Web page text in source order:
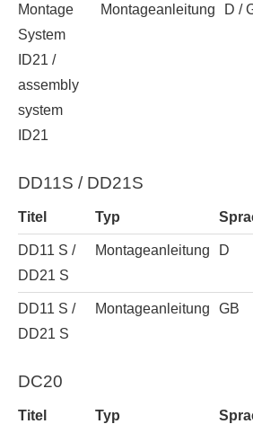
Montage
System
ID21 /
assembly
system
ID21
Montageanleitung D /
DD11S / DD21S
Titel Typ
DD11 S /
DD21 S
Montageanleitung D
DD11 S /
DD21 S
Montageanleitung GB
DC20
Titel Typ